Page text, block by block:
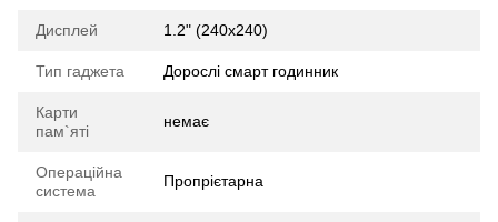
Дисплей 1.2" (240x240)
Тип гаджета Дорослі смарт годинник
Карти
пам`яті
немає
Операційна
система
Пропрієтарна